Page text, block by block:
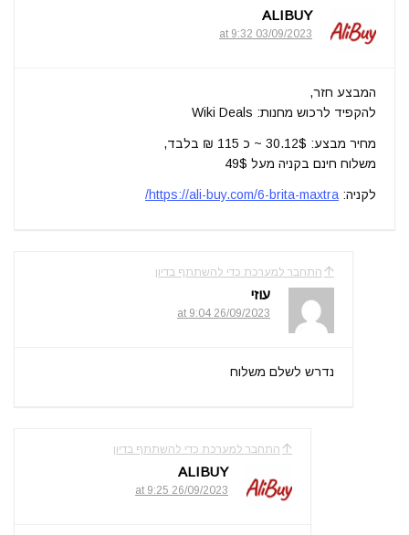
ALIBUY
03/09/2023 at 9:32
המבצע חזר,
להקפיד לרכוש מחנות: Wiki Deals
מחיר מבצע: 30.12$ ~ כ 115 ₪ בלבד,
משלוח חינם בקניה מעל 49$
לקניה: https://ali-buy.com/6-brita-maxtra/
התחבר למערכת כדי להשתתף בדיון
עוזי
26/09/2023 at 9:04
נדרש לשלם משלוח
התחבר למערכת כדי להשתתף בדיון
ALIBUY
26/09/2023 at 9:25